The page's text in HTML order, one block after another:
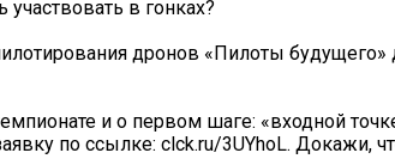
в гонках?
дронов «Пилоты будущего»
и о первом шаге: «входной
по ссылке: clck.ru/3UYhoL. Докажи,